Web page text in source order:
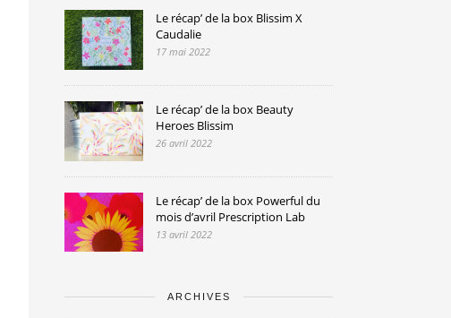
Le récap’ de la box Blissim X
Caudalie
17 mai 2022
Le récap’ de la box Beauty
Heroes Blissim
26 avril 2022
Le récap’ de la box Powerful du
mois d’avril Prescription Lab
13 avril 2022
ARCHIVES